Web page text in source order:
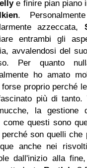
e finire pian piano
.
azzeccata,
entrambi gli
avvalendosi del
Per quanto
ho amato
forse proprio perché
più di
la gestione
come questi sono
perché son quelli
anche nei
dall'inizio alla